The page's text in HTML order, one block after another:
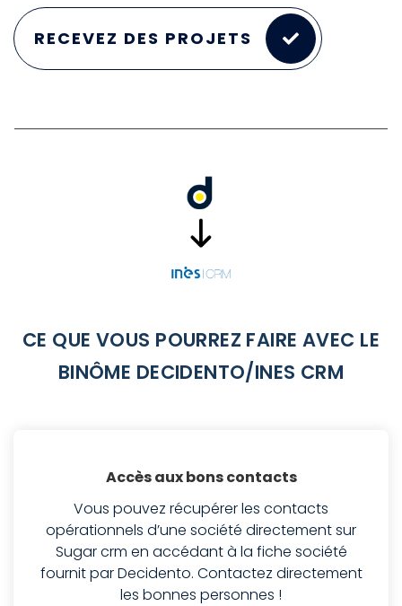
RECEVEZ DES PROJETS
CE QUE VOUS POURREZ FAIRE AVEC LE
BINÔME DECIDENTO/INES CRM
Accès aux bons contacts
Vous pouvez récupérer les contacts
opérationnels d’une société directement sur
Sugar crm en accédant à la fiche société
fournit par Decidento. Contactez directement
les bonnes personnes !